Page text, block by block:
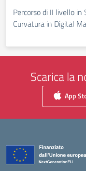
Percorso di II livello
Curvatura in Digital
Scarica la
App